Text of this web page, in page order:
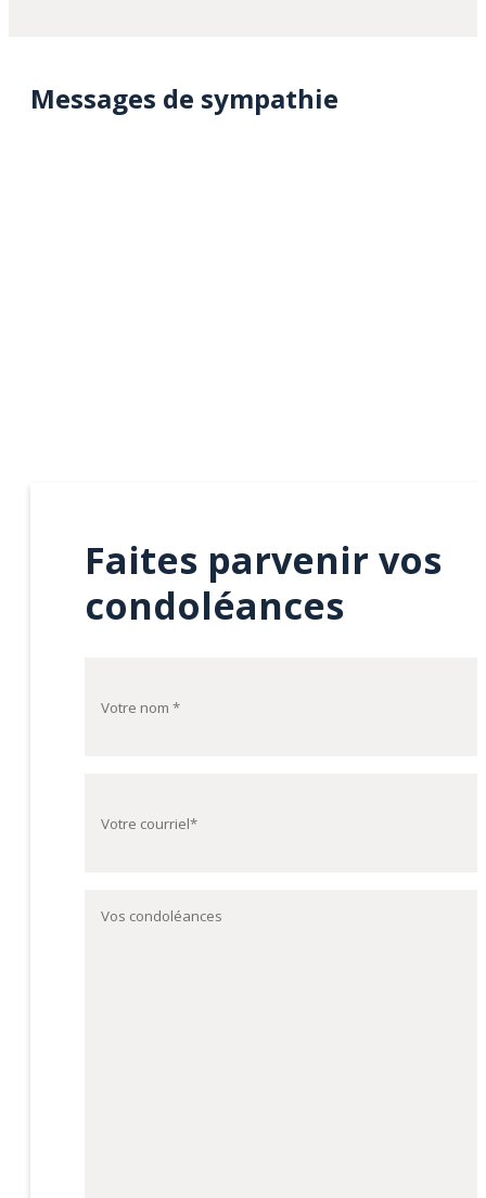
Faites parvenir vos
condoléances
Messages de sympathie